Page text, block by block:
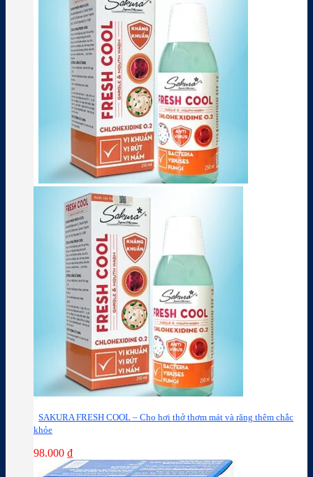
SAKURA FRESH COOL – Cho hơi thở thơm mát và răng thêm chắc
khỏe
98.000 ₫